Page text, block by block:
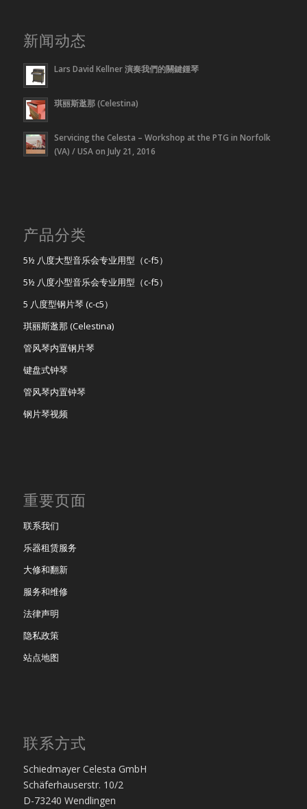
新闻动态
Lars David Kellner 演奏我們的關鍵鍾琴
琪丽斯逖那 (Celestina)
Servicing the Celesta – Workshop at the PTG in Norfolk
(VA) / USA on July 21, 2016
产品分类
5½ 八度大型音乐会专业用型（c-f5）
5½ 八度小型音乐会专业用型（c-f5）
5 八度型钢片琴 (c-c5）
琪丽斯逖那 (Celestina)
管风琴内置钢片琴
键盘式钟琴
管风琴内置钟琴
钢片琴视频
重要页面
联系我们
乐器租赁服务
大修和翻新
服务和维修
法律声明
隐私政策
站点地图
联系方式
Schiedmayer Celesta GmbH
Schäferhauserstr. 10/2
D-73240 Wendlingen